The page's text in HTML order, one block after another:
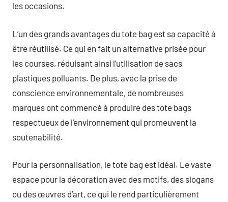
les occasions.
L’un des grands avantages du tote bag est sa capacité à
être réutilisé. Ce qui en fait un alternative prisée pour
les courses, réduisant ainsi l’utilisation de sacs
plastiques polluants. De plus, avec la prise de
conscience environnementale, de nombreuses
marques ont commencé à produire des tote bags
respectueux de l’environnement qui promeuvent la
soutenabilité.
Pour la personnalisation, le tote bag est idéal. Le vaste
espace pour la décoration avec des motifs, des slogans
ou des œuvres d’art, ce qui le rend particulièrement